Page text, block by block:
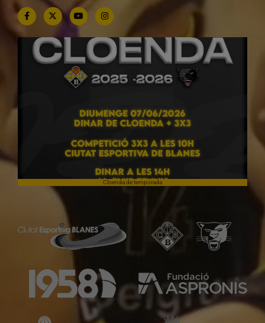
Cloenda de temporada